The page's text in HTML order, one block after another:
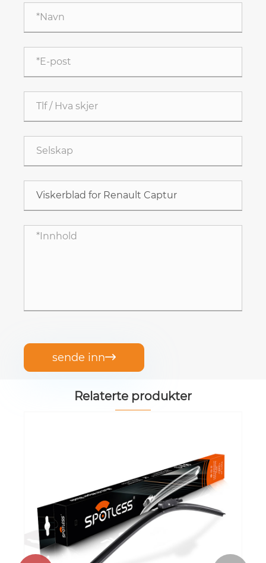
sende inn
Relaterte produkter